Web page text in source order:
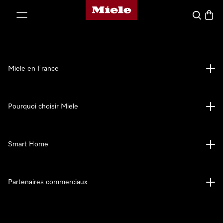
Page d'accueil Miele
Search
Miele en France
Pourquoi choisir Miele
Smart Home
Partenaires commerciaux